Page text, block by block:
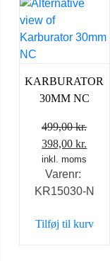
KARBURATOR
30MM NC
499,00kr.
Den
oprindelige
pris
var:
398,00kr.
er:
inkl. moms
Varenr:
KR15030-N
Tilføj til kurv